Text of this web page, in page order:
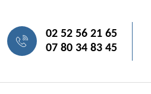
02 52 56 21 65
07 80 34 83 45